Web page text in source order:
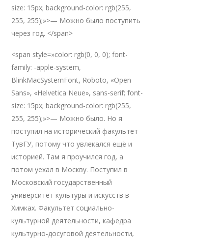
size: 15px; background-color: rgb(255,
255, 255);»>— Можно было поступить
через год. </span>
<span style=»color: rgb(0, 0, 0); font-
family: -apple-system,
BlinkMacSystemFont, Roboto, «Open
Sans», «Helvetica Neue», sans-serif; font-
size: 15px; background-color: rgb(255,
255, 255);»>— Можно было. Но я
поступил на исторический факультет
ТувГУ, потому что увлекался ещё и
историей. Там я проучился год, а
потом уехал в Москву. Поступил в
Московский государственный
университет культуры и искусств в
Химках. Факультет социально-
культурной деятельности, кафедра
культурно-досуговой деятельности,